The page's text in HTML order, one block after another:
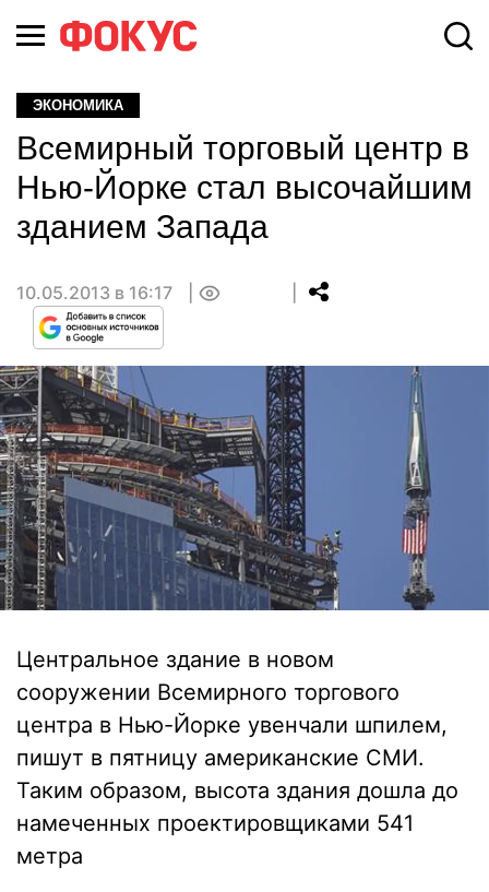
ЭКОНОМИКА
Всемирный торговый центр в
Нью-Йорке стал высочайшим
зданием Запада
10.05.2013 в 16:17
Центральное здание в новом
сооружении Всемирного торгового
центра в Нью-Йорке увенчали шпилем,
пишут в пятницу американские СМИ.
Таким образом, высота здания дошла до
намеченных проектировщиками 541
метра